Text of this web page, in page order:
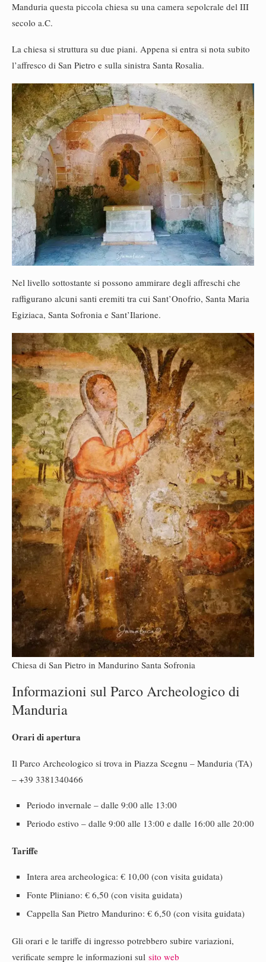
Manduria questa piccola chiesa su una camera sepolcrale del III
secolo a.C.
La chiesa si struttura su due piani. Appena si entra si nota subito
l’affresco di San Pietro e sulla sinistra Santa Rosalia.
Nel livello sottostante si possono ammirare degli affreschi che
raffigurano alcuni santi eremiti tra cui Sant’Onofrio, Santa Maria
Egiziaca, Santa Sofronia e Sant’Ilarione.
Chiesa di San Pietro in Mandurino Santa Sofronia
Informazioni sul Parco Archeologico di
Manduria
Orari di apertura
Il Parco Archeologico si trova in Piazza Scegnu – Manduria (TA)
– +39 3381340466
Periodo invernale – dalle 9:00 alle 13:00
Periodo estivo – dalle 9:00 alle 13:00 e dalle 16:00 alle 20:00
Tariffe
Intera area archeologica: € 10,00 (con visita guidata)
Fonte Pliniano: € 6,50 (con visita guidata)
Cappella San Pietro Mandurino: € 6,50 (con visita guidata)
Gli orari e le tariffe di ingresso potrebbero subire variazioni,
verificate sempre le informazioni sul sito web